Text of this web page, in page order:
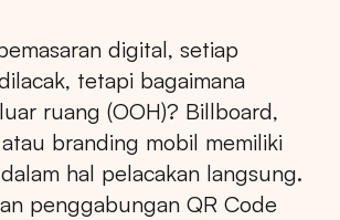
digital, setiap
tetapi bagaimana
ruang (OOH)? Billboard,
branding mobil memiliki
hal pelacakan langsung.
penggabungan QR Code